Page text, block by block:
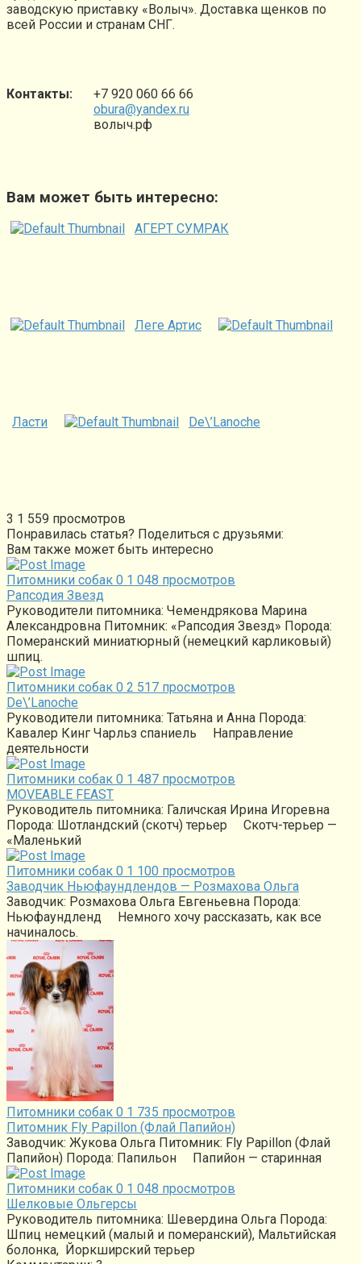
заводскую приставку «Волыч». Доставка щенков по
всей России и странам СНГ.
Контакты:
+7 920 060 66 66
obura@yandex.ru
волыч.рф
Вам может быть интересно:
АГЕРТ СУМРАК
Леге Артис
Ласти De\’Lanoche
3 1 559 просмотров
Понравилась статья? Поделиться с друзьями:
Вам также может быть интересно
Питомники собак 0 1 048 просмотров
Рапсодия Звезд
Руководители питомника: Чемендрякова Марина
Александровна Питомник: «Рапсодия Звезд» Порода:
Померанский миниатюрный (немецкий карликовый)
шпиц.
Питомники собак 0 2 517 просмотров
De\’Lanoche
Руководители питомника: Татьяна и Анна Порода:
Кавалер Кинг Чарльз спаниель Направление
деятельности
Питомники собак 0 1 487 просмотров
MOVEABLE FEAST
Руководитель питомника: Галичская Ирина Игоревна
Порода: Шотландский (скотч) терьер Скотч-терьер —
«Маленький
Питомники собак 0 1 100 просмотров
Заводчик Ньюфаундлендов — Розмахова Ольга
Заводчик: Розмахова Ольга Евгеньевна Порода:
Ньюфаундленд Немного хочу рассказать, как все
начиналось.
Питомники собак 0 1 735 просмотров
Питомник Fly Papillon (Флай Папийон)
Заводчик: Жукова Ольга Питомник: Fly Papillon (Флай
Папийон) Порода: Папильон Папийон — старинная
Питомники собак 0 1 048 просмотров
Шелковые Ольгерсы
Руководитель питомника: Шевердина Ольга Порода:
Шпиц немецкий (малый и померанский), Мальтийская
болонка, Йоркширский терьер